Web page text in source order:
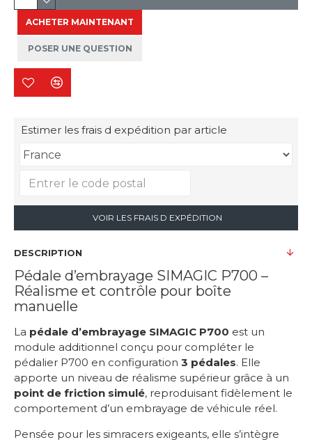
ACHETER MAINTENANT
POSER UNE QUESTION
Estimer les frais d expédition par article
VOIR LES FRAIS D EXPÉDITION
DESCRIPTION
Pédale d’embrayage SIMAGIC P700 –
Réalisme et contrôle pour boîte
manuelle
La pédale d’embrayage SIMAGIC P700 est un
module additionnel conçu pour compléter le
pédalier P700 en configuration 3 pédales. Elle
apporte un niveau de réalisme supérieur grâce à un
point de friction simulé, reproduisant fidèlement le
comportement d’un embrayage de véhicule réel.
Pensée pour les simracers exigeants, elle s’intègre